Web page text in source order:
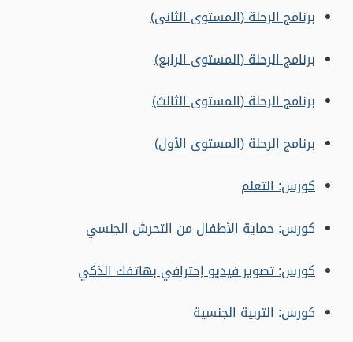
برنامج الرحلة (المستوى الثانى)
برنامج الرحلة (المستوى الرابع)
برنامج الرحلة (المستوى الثالث)
برنامج الرحلة (المستوى الأول)
كورس: التعلم
كورس: حماية الأطفال من التحرش الجنسي
كورس: تصوير فيديو إحترافي بهاتفك الذكي
كورس: التربية الجنسية